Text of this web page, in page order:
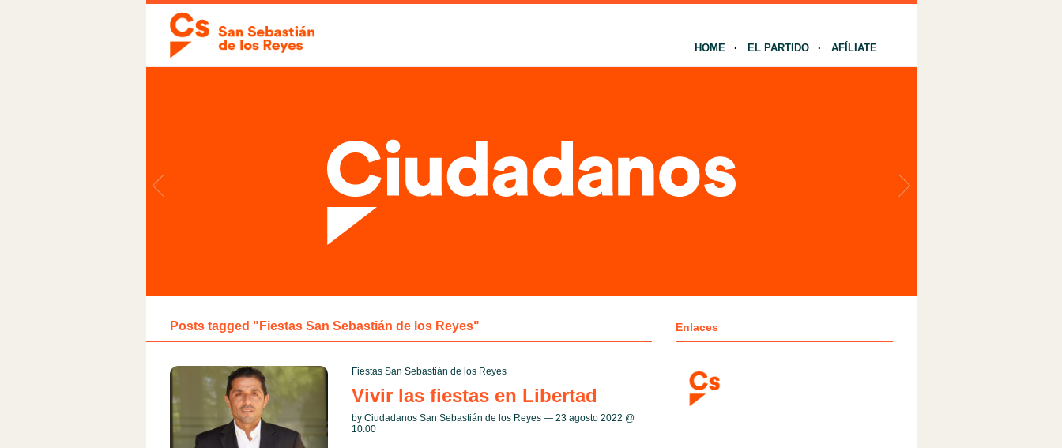
HOME EL PARTIDO AFÍLIATE
Posts tagged "Fiestas San Sebastián de los Reyes"
Fiestas San Sebastián de los Reyes
Vivir las fiestas en Libertad
by Ciudadanos San Sebastián de los Reyes — 23 agosto 2022 @
10:00
Enlaces